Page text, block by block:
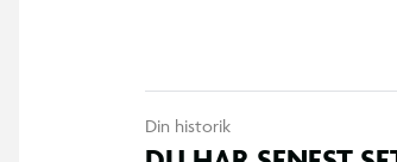
Din historik